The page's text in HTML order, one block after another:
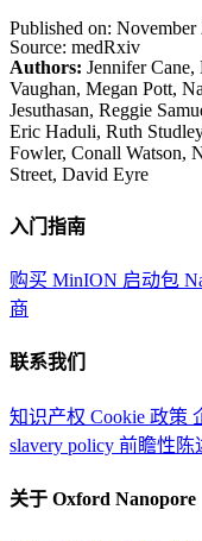
Published on: November
Source: medRxiv
Authors: Jennifer
Vaughan, Megan Pott,
Jesuthasan, Reggie
Eric Haduli, Ruth
Fowler, Conall Watson,
Street, David Eyre
入门指南
购买 MinION 启动包
商
联系我们
知识产权 Cookie 政策
slavery policy 前瞻性陈
关于 Oxford Nanopore